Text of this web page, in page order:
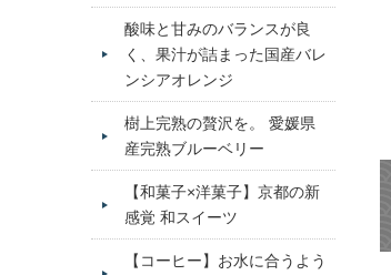
酸味と甘みのバランスが良
く、果汁が詰まった国産バレ
ンシアオレンジ
樹上完熟の贅沢を。 愛媛県
産完熟ブルーベリー
【和菓子×洋菓子】京都の新
感覚 和スイーツ
【コーヒー】お水に合うよう